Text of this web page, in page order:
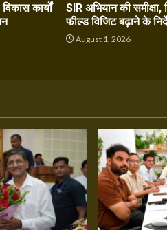
कार्यों
SIR अभियान की समीक्षा,
फील्ड विजिट बढ़ाने के
August 1, 2026